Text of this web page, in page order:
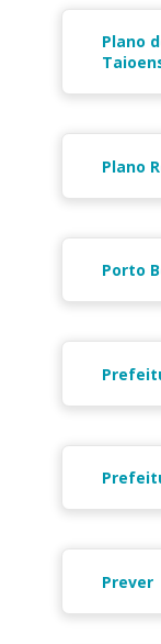
Plano
Plano
Porto
Prever